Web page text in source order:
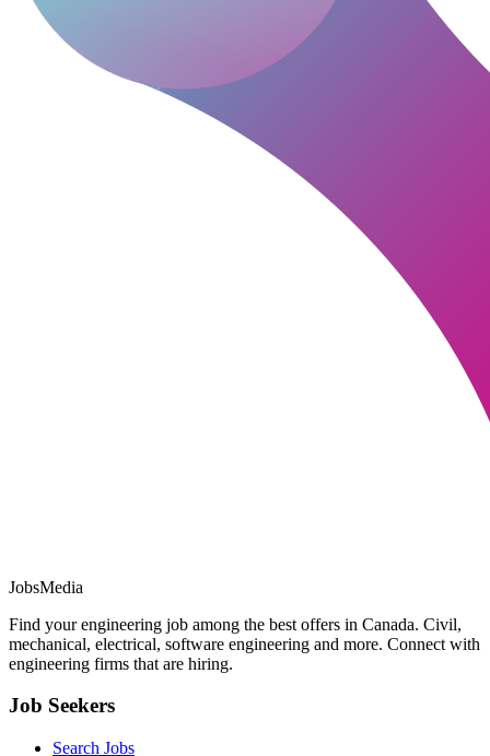
JobsMedia
Find your engineering job among the best offers in Canada. Civil,
mechanical, electrical, software engineering and more. Connect with
engineering firms that are hiring.
Job Seekers
Search Jobs